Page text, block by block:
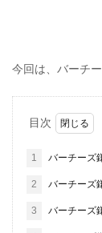
今回は、バーチ
目次
1 バーチーズ
2 バーチーズ
3 バーチーズ